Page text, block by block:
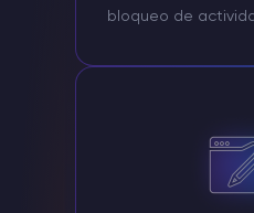
bloqueo de